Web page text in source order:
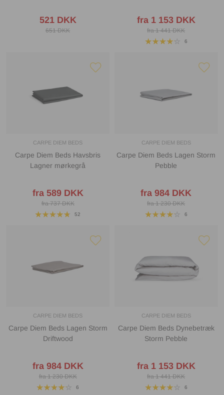
521 DKK
651 DKK
fra 1 153 DKK
fra 1 441 DKK
6
CARPE DIEM BEDS
Carpe Diem Beds Havsbris
Lagner mørkegrå
fra 589 DKK
fra 737 DKK
52
CARPE DIEM BEDS
Carpe Diem Beds Lagen Storm
Pebble
fra 984 DKK
fra 1 230 DKK
6
CARPE DIEM BEDS
Carpe Diem Beds Lagen Storm
Driftwood
fra 984 DKK
fra 1 230 DKK
6
CARPE DIEM BEDS
Carpe Diem Beds Dynebetræk
Storm Pebble
fra 1 153 DKK
fra 1 441 DKK
6